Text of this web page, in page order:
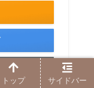
トップ サイドバー